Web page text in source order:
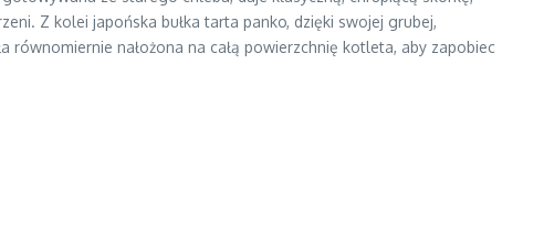
Z kolei japońska bułka tarta panko, dzięki swojej grubej,
nałożona na całą powierzchnię kotleta, aby zapobiec